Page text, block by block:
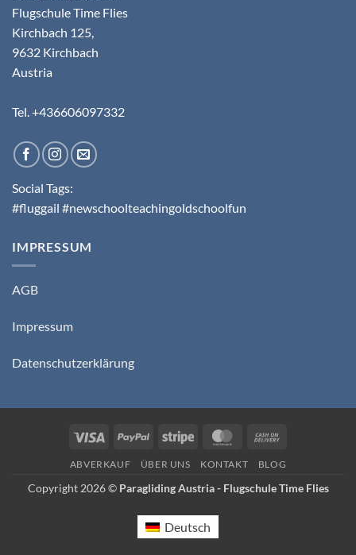
Flugschule Time Flies
Kirchbach 125,
9632 Kirchbach
Austria
Tel. +436606097332
Social Tags:
#fluggail #newschoolteachingoldschoolfun
IMPRESSUM
AGB
Impressum
Datenschutzerklärung
Visa PayPal Stripe MasterCard
Delivery
ABVERKAUF ÜBER UNS KONTAKT BLOG
Copyright 2026 © Paragliding Austria - Flugschule Time Flies
Deutsch